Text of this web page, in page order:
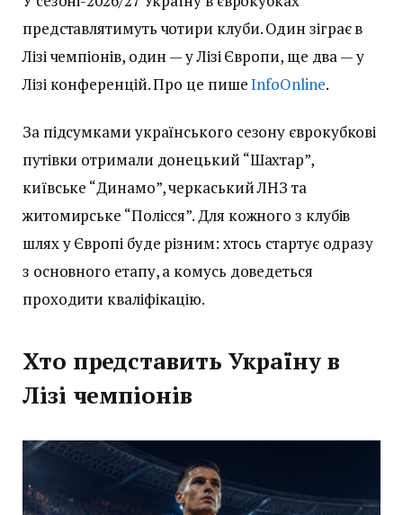
представлятимуть чотири клуби. Один зіграє в
Лізі чемпіонів, один — у Лізі Європи, ще два — у
Лізі конференцій. Про це пишеInfoOnline.
За підсумками українського сезону єврокубкові
путівки отримали донецький “Шахтар”,
київське “Динамо”, черкаський ЛНЗ та
житомирське “Полісся”. Для кожного з клубів
шлях у Європі буде різним: хтось стартує одразу
з основного етапу, а комусь доведеться
проходити кваліфікацію.
Хто представить Україну в
Лізі чемпіонів